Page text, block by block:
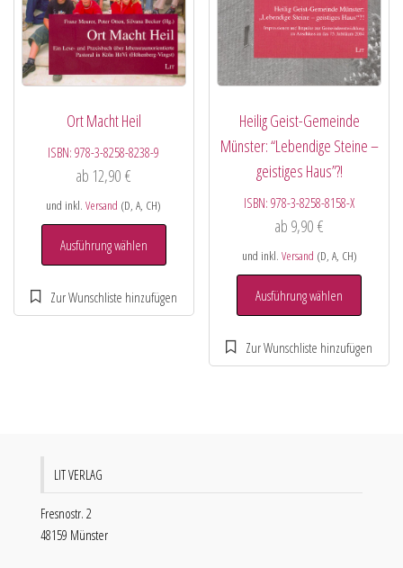
Ort Macht Heil
ISBN:978-3-8258-8238-9
ab 12,90€
und inkl.Versand (D, A, CH)
Ausführung wählen
Heilig Geist-Gemeinde
Münster: “Lebendige Steine –
geistiges Haus”?!
ISBN:978-3-8258-8158-X
ab 9,90€
und inkl. Versand (D, A, CH)
Ausführung wählen
LIT VERLAG
Fresnostr. 2
48159 Münster